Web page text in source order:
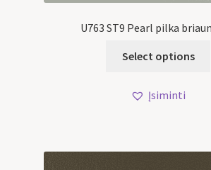
U763 ST9 Pearl pilka
Select options
Įsiminti